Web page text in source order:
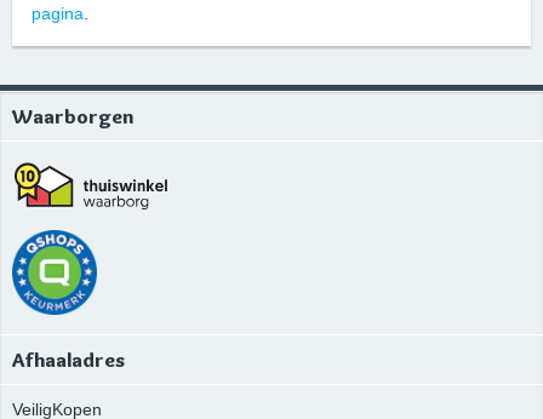
pagina.
Waarborgen
Afhaaladres
VeiligKopen